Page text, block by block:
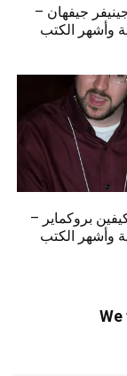
جيفهان –
وأشهر الكتب
بروكماير –
وأشهر الكتب